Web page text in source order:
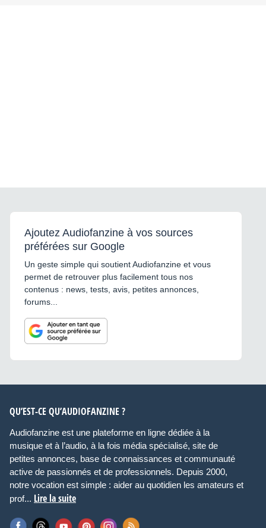
Ajoutez Audiofanzine à vos sources
préférées sur Google
Un geste simple qui soutient Audiofanzine et vous
permet de retrouver plus facilement tous nos
contenus : news, tests, avis, petites annonces,
forums...
QU’EST-CE QU’AUDIOFANZINE ?
Audiofanzine est une plateforme en ligne dédiée à la
musique et à l’audio, à la fois média spécialisé, site de
petites annonces, base de connaissances et communauté
active de passionnés et de professionnels. Depuis 2000,
notre vocation est simple : aider au quotidien les amateurs et
prof... Lire la suite